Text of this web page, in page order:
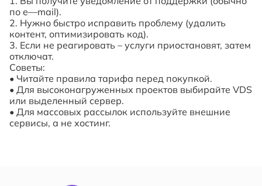
по e—mail).
2. Нужно быстро исправить проблему (удалить
контент, оптимизировать код).
3. Если не реагировать – услуги приостановят, затем
отключат.
Советы:
• Читайте правила тарифа перед покупкой.
• Для высоконагруженных проектов выбирайте VDS
или выделенный сервер.
• Для массовых рассылок используйте внешние
сервисы, а не хостинг.